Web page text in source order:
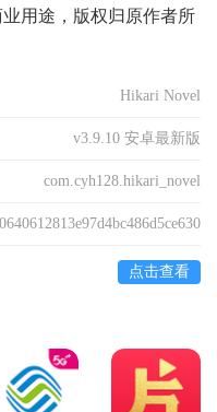
用途，版权归原作者所
Hikari Novel
v3.9.10 安卓最新版
com.cyh128.hikari_novel
点击查看